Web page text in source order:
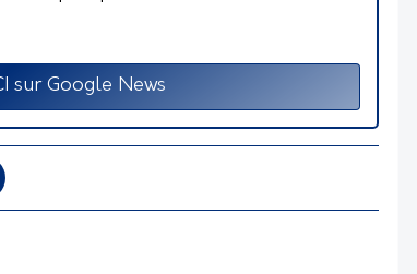
sur Google News